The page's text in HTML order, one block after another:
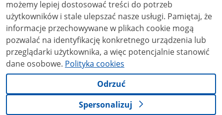
możemy lepiej dostosować treści do potrzeb
użytkowników i stale ulepszać nasze usługi. Pamiętaj, że
informacje przechowywane w plikach cookie mogą
pozwalać na identyfikację konkretnego urządzenia lub
przeglądarki użytkownika, a więc potencjalnie stanowić
dane osobowe. Polityka cookies
Odrzuć
Spersonalizuj